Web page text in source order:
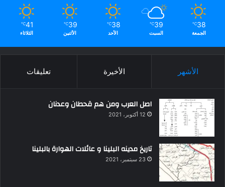
38
℃
الجمعة
39
℃
السبت
38
℃
الأحد
39
℃
الأثنين
41
℃
الثلاثاء
الأشهر الأخيرة تعليقات
اصل العرب ومن هم قحطان وعدنان
12 أكتوبر، 2021
تاريخ مدينه البلينا و عائلات الهوارة بالبلينا
23 سبتمبر، 2021